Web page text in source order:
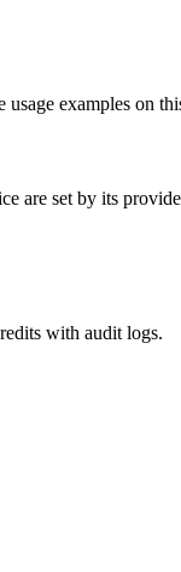
examples on
are set by its
with audit logs.